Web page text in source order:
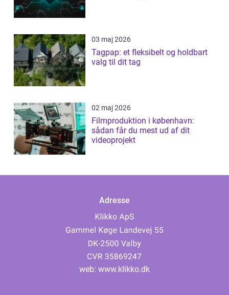
03 maj 2026
Tagpap: et fleksibelt og holdbart
valg til dit tag
02 maj 2026
Filmproduktion i københavn:
sådan får du mest ud af dit
videoprojekt
Adresse
web: www.klikko.dk